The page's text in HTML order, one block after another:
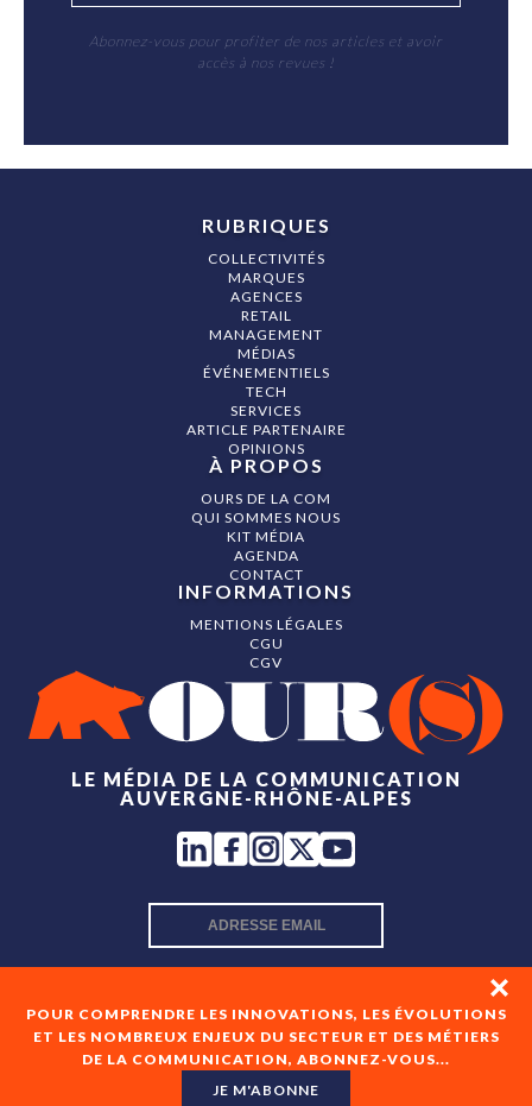
Abonnez-vous pour profiter de nos articles et avoir
accès à nos revues !
POUR COMPRENDRE LES INNOVATIONS, LES ÉVOLUTIONS
ET LES NOMBREUX ENJEUX DU SECTEUR ET DES MÉTIERS
DE LA COMMUNICATION, ABONNEZ-VOUS...
JE M'ABONNE
LE MÉDIA DE LA COMMUNICATION
AUVERGNE-RHÔNE-ALPES
En cochant cette case, je consens à recevoir les newsletters
RUBRIQUES
COLLECTIVITÉS
MARQUES
AGENCES
RETAIL
MANAGEMENT
MÉDIAS
ÉVÉNEMENTIELS
TECH
SERVICES
ARTICLE PARTENAIRE
OPINIONS
À PROPOS
OURS DE LA COM
QUI SOMMES NOUS
KIT MÉDIA
AGENDA
CONTACT
INFORMATIONS
MENTIONS LÉGALES
CGU
CGV